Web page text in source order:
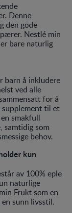
Denne
den gode
Nestlé min
bare naturlig
barn å inkludere
ved alle
for å
til et
smakfull
samtidig som
behov.
kun
av 100% eple
naturlige
Frukt som en
sunn livsstil.